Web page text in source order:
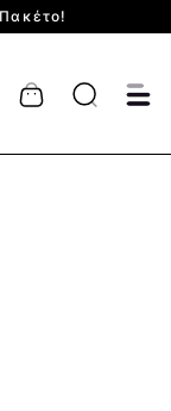
Cart